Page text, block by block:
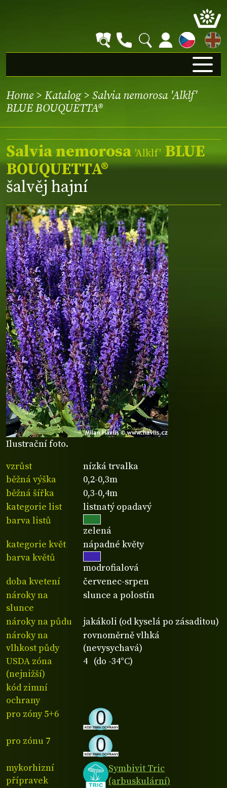
EN
Home > Katalog> Salvia nemorosa 'Alklf'
BLUE BOUQUETTA®
Ilustrační foto.
Salvia nemorosa 'Alklf' BLUE
BOUQUETTA®
šalvěj hajní
vzrůst
nízká trvalka
běžná výška
0,2-0,3m
běžná šířka
0,3-0,4m
kategorie list
listnatý opadavý
barva listů
zelená
kategorie květ
nápadné květy
barva květů
modrofialová
doba kvetení
červenec-srpen
nároky na
slunce
slunce a polostín
nároky na půdu
jakákoli (od kyselá po zásaditou)
nároky na
vlhkost půdy
rovnoměrně vlhká
(nevysychavá)
USDA zóna
(nejnižší)
4 (do -34°C)
kód zimní
ochrany
pro zóny 5+6
pro zónu 7
mykorhizní
přípravek
Symbivit Tric
(arbuskulární)